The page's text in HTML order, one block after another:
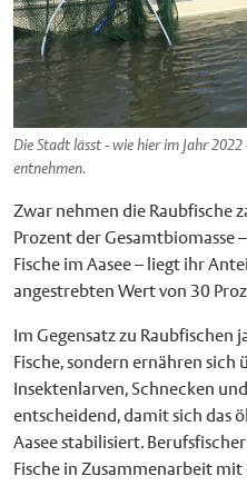
Die Stadt lässt - wie hier im Jahr
entnehmen.
Zwar nehmen die Raubfische
Prozent der Gesamtbiomasse
Fische im Aasee – liegt ihr
angestrebten Wert von 30
Im Gegensatz zu Raubfischen
Fische, sondern ernähren sich
Insektenlarven, Schnecken
entscheidend, damit sich das
Aasee stabilisiert.
Fische in Zusammenarbeit